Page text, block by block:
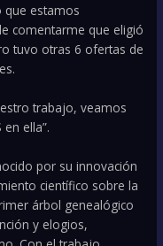
que estamos
comentarme que eligió
tuvo otras 6 ofertas de
trabajo, veamos
en ella”.
por su innovación
científico sobre la
árbol genealógico
y elogios,